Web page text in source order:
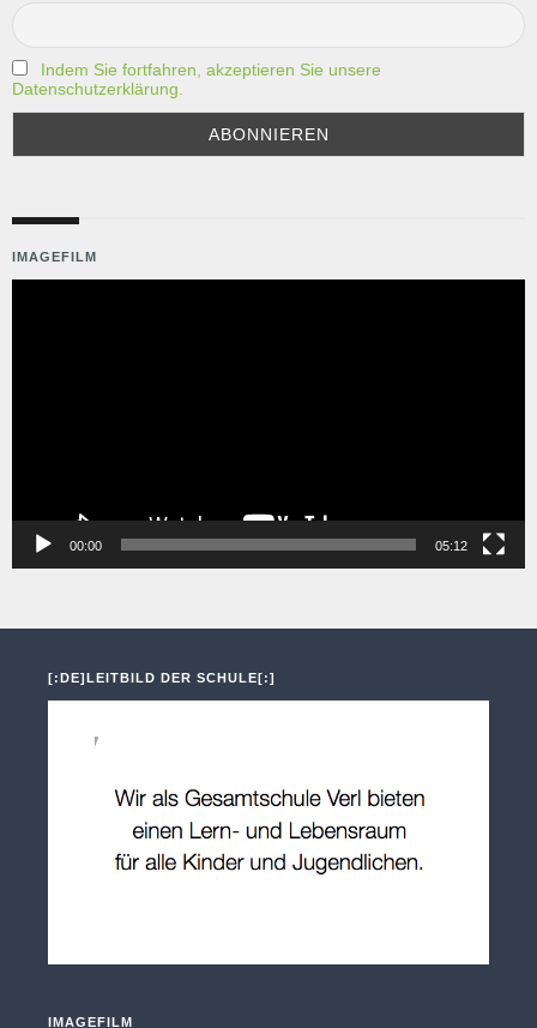
Indem Sie fortfahren, akzeptieren Sie unsere
Datenschutzerklärung.
IMAGEFILM
00:00 05:12
[:DE]LEITBILD DER SCHULE[:]
IMAGEFILM